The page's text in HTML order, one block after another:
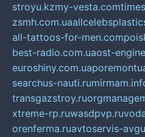
stroyu.kzmy-vesta.com
zsmh.com.ua
all-tattoos-for-men.com
best-radio.com.uaost-
euroshiny.com.ua
searchus-nauti.ru
transgazstroy.ru
xtreme-rp.ruwasdpvp.ru
orenferma.ruavtoservis-